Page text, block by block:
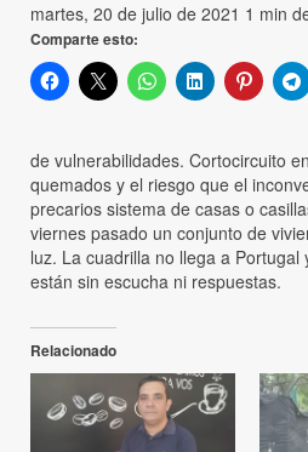
martes, 20 de julio de 2021 1 min
Comparte esto:
de vulnerabilidades. Cortocircuito
quemados y el riesgo que el
precarios sistema de casas o
viernes pasado un conjunto de
luz. La cuadrilla no llega a
están sin escucha ni respuestas.
Relacionado